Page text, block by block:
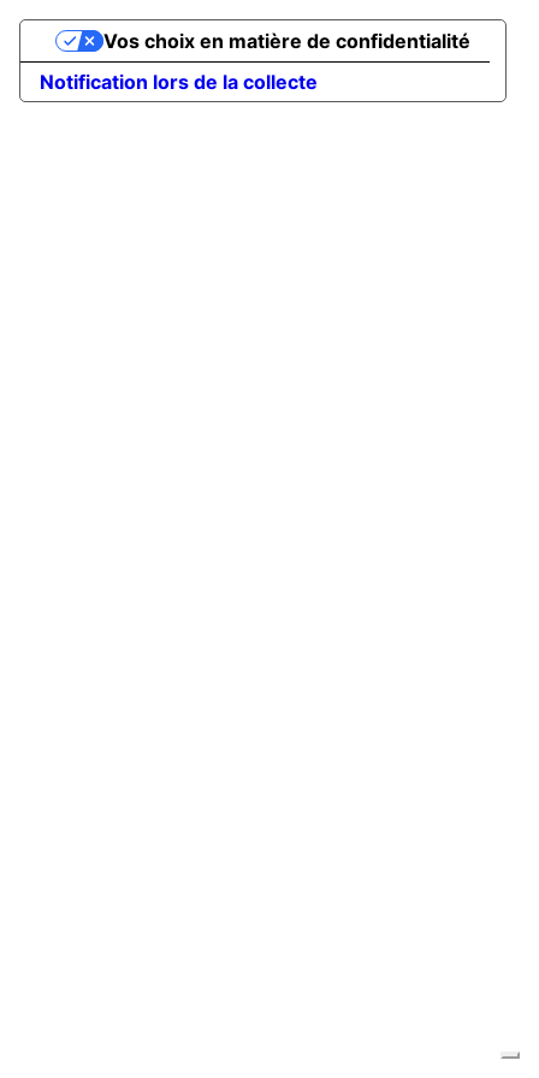
Notification lors de la collecte
Vos choix en matière de confidentialité